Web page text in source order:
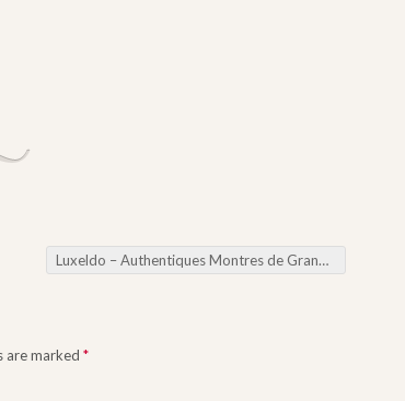
Luxeldo – Authentiques Montres de Grandes Marques au Maroc
are marked *